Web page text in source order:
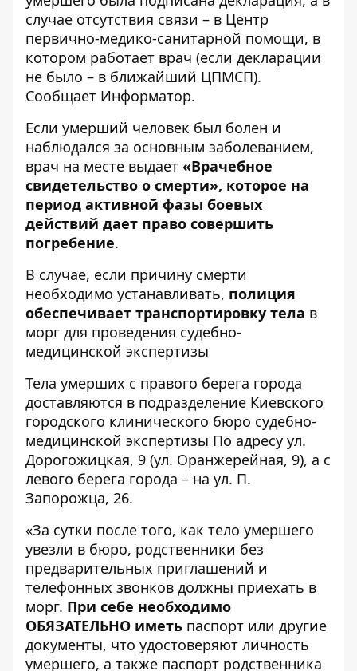
случае отсутствия связи – в Центр
первично-медико-санитарной помощи, в
котором работает врач (если декларации
не было – в ближайший ЦПМСП).
Сообщает Информатор.
Если умерший человек был болен и
наблюдался за основным заболеванием,
врач на месте выдает «Врачебное
свидетельство о смерти», которое на
период активной фазы боевых
действий дает право совершить
погребение.
В случае, если причину смерти
необходимо устанавливать, полиция
обеспечивает транспортировку тела в
морг для проведения судебно-
медицинской экспертизы
Тела умерших с правого берега города
доставляются в подразделение Киевского
городского клинического бюро судебно-
медицинской экспертизы По адресу ул.
Дорогожицкая, 9 (ул. Оранжерейная, 9), а с
левого берега города – на ул. П.
Запорожца, 26.
«За сутки после того, как тело умершего
увезли в бюро, родственники без
предварительных приглашений и
телефонных звонков должны приехать в
морг. При себе необходимо
ОБЯЗАТЕЛЬНО иметь паспорт или другие
документы, что удостоверяют личность
умершего, а также паспорт родственника